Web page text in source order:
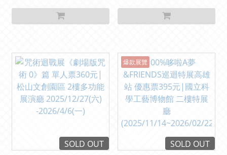
SOLD OUT
爆款展覽
SOLD OUT